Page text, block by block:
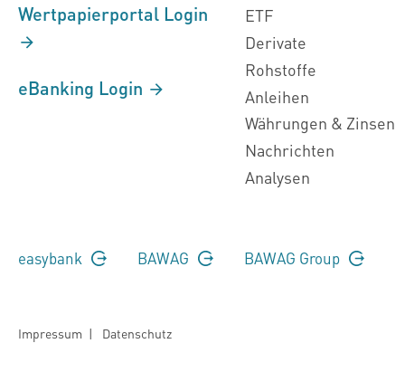
Wertpapierportal Login
eBanking Login
ETF
Derivate
Rohstoffe
Anleihen
Währungen & Zinsen
Nachrichten
Analysen
easybank BAWAG BAWAG Group
Impressum | Datenschutz